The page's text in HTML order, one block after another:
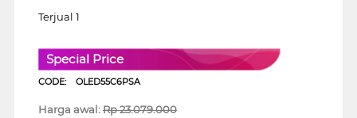
Terjual 1
Special Price
CODE: OLED55C6PSA
Harga awal:Rp23.079.000